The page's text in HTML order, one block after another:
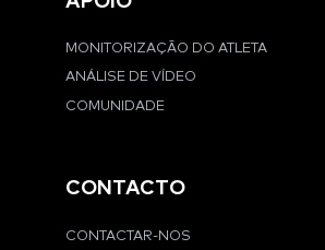
MONITORIZAÇÃO DO ATLETA
ANÁLISE DE VÍDEO
COMUNIDADE
CONTACTO
CONTACTAR-NOS